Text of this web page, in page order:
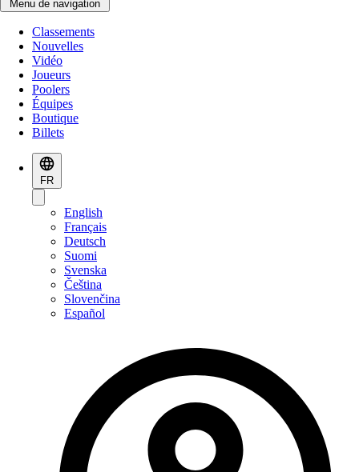
Menu de navigation
Classements
Nouvelles
Vidéo
Joueurs
Poolers
Équipes
Boutique
Billets
FR
English
Français
Deutsch
Suomi
Svenska
Čeština
Slovenčina
Español